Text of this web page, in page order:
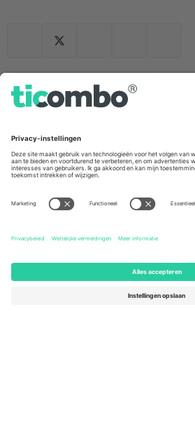
Kantoren en ondersteuning
Germany
Berlin, Germany
United States
131 Continental Dr, Suite 305,
Newark, Delaware 19713, United